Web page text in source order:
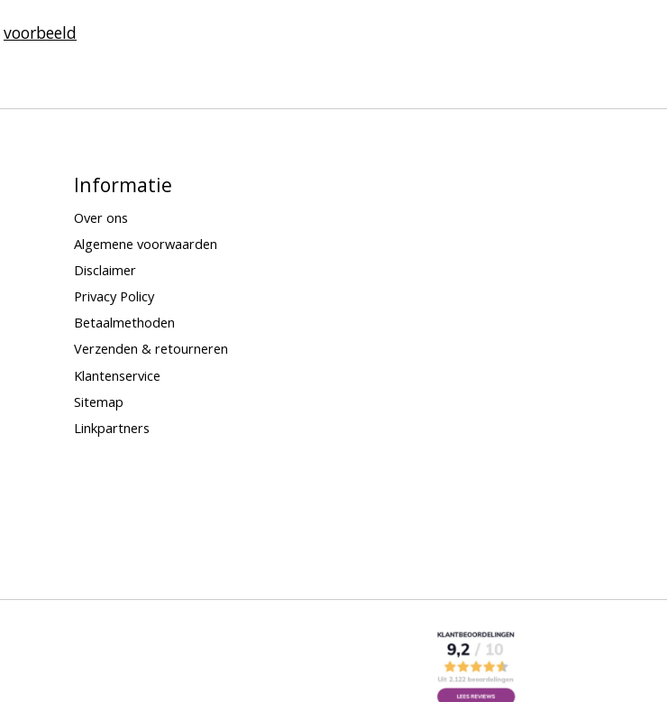
voorbeeld
Informatie
Over ons
Algemene voorwaarden
Disclaimer
Privacy Policy
Betaalmethoden
Verzenden & retourneren
Klantenservice
Sitemap
Linkpartners